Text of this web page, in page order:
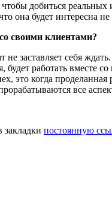
добиться
она будет интересна
своими клиентами?
заставляет себя
работать вместе
когда проделанная
все
закладки постоянную